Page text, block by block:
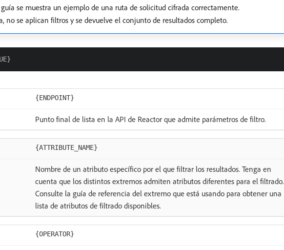
se muestra un ejemplo de una ruta de solicitud cifrada correctamente.
no se aplican filtros y se devuelve el conjunto de resultados completo.
{ENDPOINT}
Punto final de lista en la API de Reactor que admite parámetros de filtro.
{ATTRIBUTE_NAME}
Nombre de un atributo específico por el que filtrar los resultados. Tenga en
cuenta que los distintos extremos admiten atributos diferentes para el filtrado.
Consulte la guía de referencia del extremo que está usando para obtener una
lista de atributos de filtrado disponibles.
{OPERATOR}